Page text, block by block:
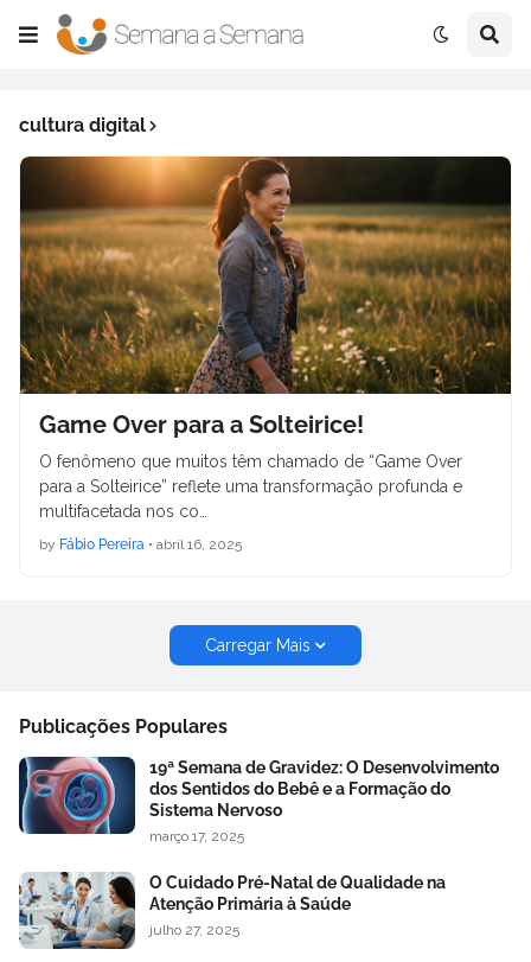
cultura digital
Game Over para a Solteirice!
O fenômeno que muitos têm chamado de “Game Over
para a Solteirice” reflete uma transformação profunda e
multifacetada nos co…
by Fábio Pereira • abril 16, 2025
Carregar Mais
Publicações Populares
19ª Semana de Gravidez: O Desenvolvimento
dos Sentidos do Bebê e a Formação do
Sistema Nervoso
março 17, 2025
O Cuidado Pré-Natal de Qualidade na
Atenção Primária à Saúde
julho 27, 2025